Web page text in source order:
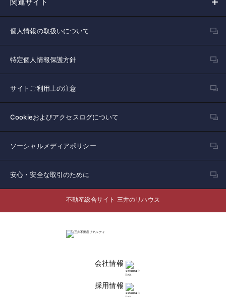
個人情報の取扱いについて
特定個人情報保護方針
サイトご利用上の注意
Cookieおよびアクセスログについて
ソーシャルメディアポリシー
安心・安全な取引のために
不動産総合サイト 三井のリハウス
会社情報
採用情報